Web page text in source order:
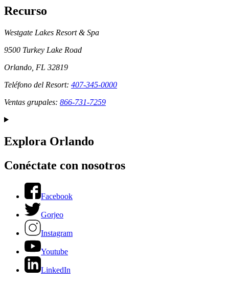
Recurso
Westgate Lakes Resort & Spa
9500 Turkey Lake Road
Orlando, FL 32819
Teléfono del Resort: 407-345-0000
Ventas grupales: 866-731-7259
Explora Orlando
Conéctate con nosotros
Facebook
Gorjeo
Instagram
Youtube
LinkedIn